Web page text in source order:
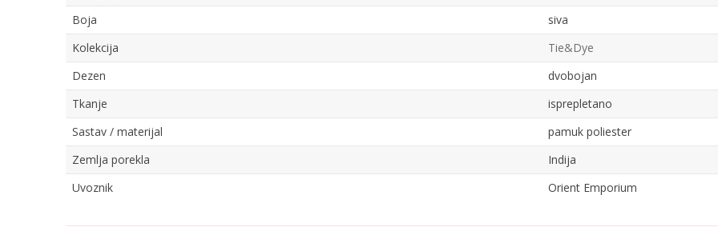
Boja
siva
Kolekcija
Tie&Dye
Dezen
dvobojan
Tkanje
isprepletano
Sastav / materijal
pamuk poliester
Zemlja porekla
Indija
Uvoznik
Orient Emporium